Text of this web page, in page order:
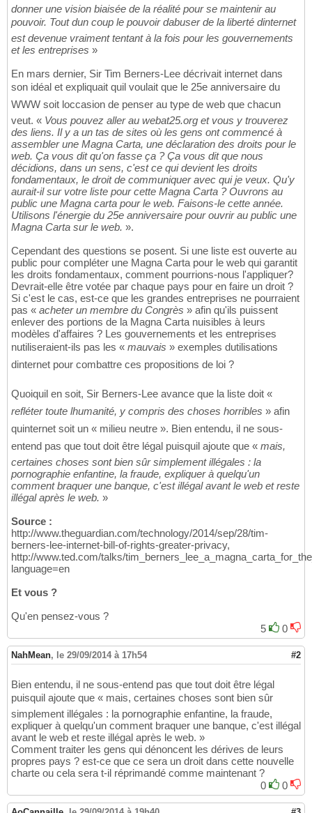
donner une vision biaisée de la réalité pour se maintenir au
pouvoir. Tout dun coup le pouvoir dabuser de la liberté dinternet
est devenue vraiment tentant à la fois pour les gouvernements
et les entreprises »
En mars dernier, Sir Tim Berners-Lee décrivait internet dans
son idéal et expliquait quil voulait que le 25e anniversaire du
WWW soit loccasion de penser au type de web que chacun
veut. « Vous pouvez aller au webat25.org et vous y trouverez
des liens. Il y a un tas de sites où les gens ont commencé à
assembler une Magna Carta, une déclaration des droits pour le
web. Ça vous dit qu'on fasse ça ? Ça vous dit que nous
décidions, dans un sens, c'est ce qui devient les droits
fondamentaux, le droit de communiquer avec qui je veux. Qu'y
aurait-il sur votre liste pour cette Magna Carta ? Ouvrons au
public une Magna carta pour le web. Faisons-le cette année.
Utilisons l'énergie du 25e anniversaire pour ouvrir au public une
Magna Carta sur le web. ».
Cependant des questions se posent. Si une liste est ouverte au
public pour compléter une Magna Carta pour le web qui garantit
les droits fondamentaux, comment pourrions-nous l'appliquer?
Devrait-elle être votée par chaque pays pour en faire un droit ?
Si c'est le cas, est-ce que les grandes entreprises ne pourraient
pas « acheter un membre du Congrès » afin qu'ils puissent
enlever des portions de la Magna Carta nuisibles à leurs
modèles d'affaires ? Les gouvernements et les entreprises
nutiliseraient-ils pas les « mauvais » exemples dutilisations
dinternet pour combattre ces propositions de loi ?
Quoiquil en soit, Sir Berners-Lee avance que la liste doit «
refléter toute lhumanité, y compris des choses horribles » afin
quinternet soit un « milieu neutre ». Bien entendu, il ne sous-
entend pas que tout doit être légal puisquil ajoute que « mais,
certaines choses sont bien sûr simplement illégales : la
pornographie enfantine, la fraude, expliquer à quelqu'un
comment braquer une banque, c'est illégal avant le web et reste
illégal après le web. »
Source :
http://www.theguardian.com/technology/2014/sep/28/tim-
berners-lee-internet-bill-of-rights-greater-privacy,
http://www.ted.com/talks/
language=en
Et vous ?
Qu'en pensez-vous ?
5
0
NahMean, le 29/09/2014 à 17h54 #2
Bien entendu, il ne sous-entend pas que tout doit être légal
puisquil ajoute que « mais, certaines choses sont bien sûr
simplement illégales : la pornographie enfantine, la fraude,
expliquer à quelqu'un comment braquer une banque, c'est illégal
avant le web et reste illégal après le web. »
Comment traiter les gens qui dénoncent les dérives de leurs
propres pays ? est-ce que ce sera un droit dans cette nouvelle
charte ou cela sera t-il réprimandé comme maintenant ?
0
0